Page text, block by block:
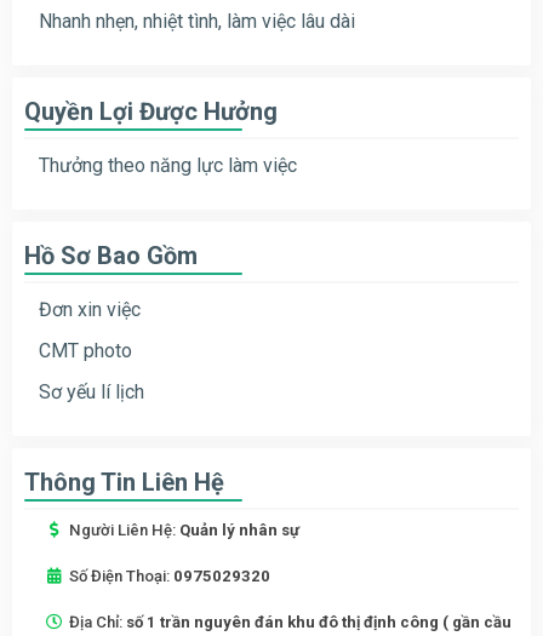
Nhanh nhẹn, nhiệt tình, làm việc lâu dài
Quyền Lợi Được Hưởng
Thưởng theo năng lực làm việc
Hồ Sơ Bao Gồm
Đơn xin việc
CMT photo
Sơ yếu lí lịch
Thông Tin Liên Hệ
Người Liên Hệ: Quản lý nhân sự
Số Điện Thoại: 0975029320
Địa Chỉ: số 1 trần nguyên đán khu đô thị định công ( gần cầu